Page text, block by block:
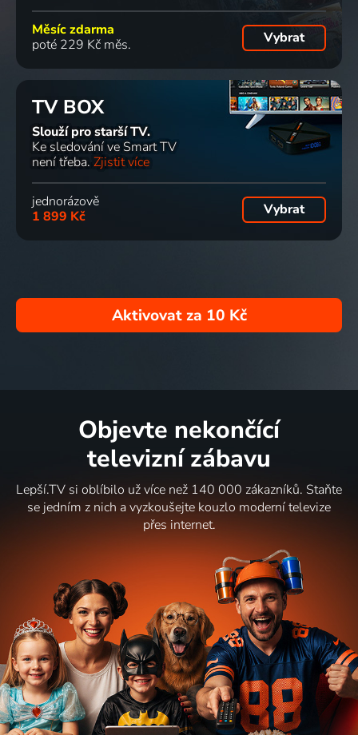
Měsíc zdarma
poté 229 Kč měs.
Vybrat
TV BOX
Slouží pro starší TV.
Ke sledování ve Smart TV
není třeba. Zjistit více
jednorázově
1 899 Kč
Vybrat
Aktivovat za 10 Kč
Objevte nekončící
televizní zábavu
Lepší.TV si oblíbilo už více než 140 000 zákazníků. Staňte
se jedním z nich a vyzkoušejte kouzlo moderní televize
přes internet.